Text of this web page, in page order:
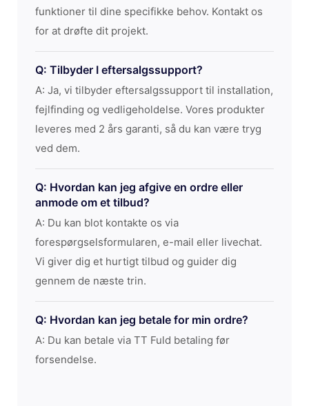
funktioner til dine specifikke behov. Kontakt os
for at drøfte dit projekt.
Q: Tilbyder I eftersalgssupport?
A: Ja, vi tilbyder eftersalgssupport til installation,
fejlfinding og vedligeholdelse. Vores produkter
leveres med 2 års garanti, så du kan være tryg
ved dem.
Q: Hvordan kan jeg afgive en ordre eller
anmode om et tilbud?
A: Du kan blot kontakte os via
forespørgselsformularen, e-mail eller livechat.
Vi giver dig et hurtigt tilbud og guider dig
gennem de næste trin.
Q: Hvordan kan jeg betale for min ordre?
A: Du kan betale via TT Fuld betaling før
forsendelse.